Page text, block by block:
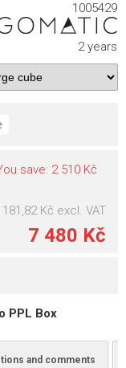
1005429
2 years
save: 2 510 Kč
181,82 Kč excl. VAT
7 480 Kč
PPL Box
and comments